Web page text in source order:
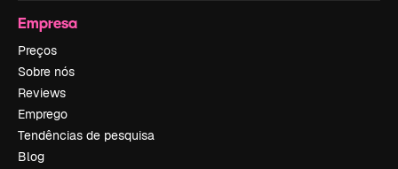
Empresa
Preços
Sobre nós
Reviews
Emprego
Tendências de pesquisa
Blog